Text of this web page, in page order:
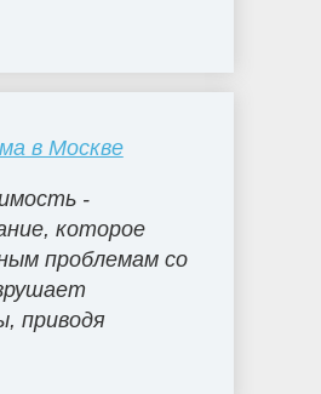
в Москве
-
которое
проблемам со
приводя